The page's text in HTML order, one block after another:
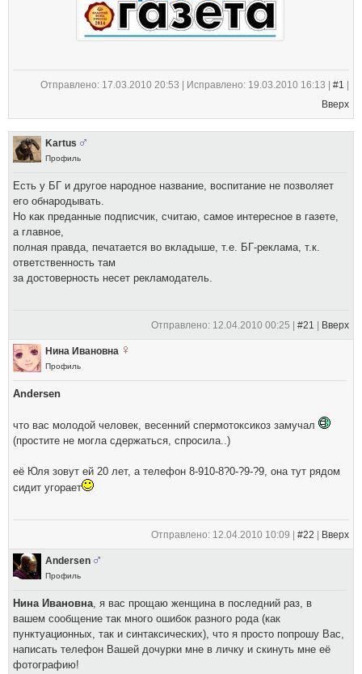
Отправлено: 17.03.2010 20:53 | Исправлено: 19.03.2010 16:13 | #1
Вверх
Kartus
Профиль
Есть у БГ и другое народное название, воспитание не позволяет
его обнародывать.
Но как преданные подписчик, считаю, самое интересное в газете,
а главное,
полная правда, печатается во вкладыше, т.е. БГ-реклама, т.к.
ответственность там
за достоверность несет рекламодатель.
Отправлено: 12.04.2010 00:25 | #21 Вверх
Нина Ивановна
Профиль
Andersen
что вас молодой человек, весенний спермотоксикоз замучал
(простите не могла сдержаться, спросила..)
её Юля зовут ей 20 лет, а телефон 8-910-8?0-?9-?9, она тут рядом
сидит угорает
Отправлено: 12.04.2010 10:09 | #22 Вверх
Andersen
Профиль
Нина Ивановна, я вас прощаю женщина в последний раз, в
вашем сообщение так много ошибок разного рода (как
пунктуационных, так и синтаксических), что я просто попрошу Вас,
написать телефон Вашей дочурки мне в личку и скинуть мне её
фотографию!